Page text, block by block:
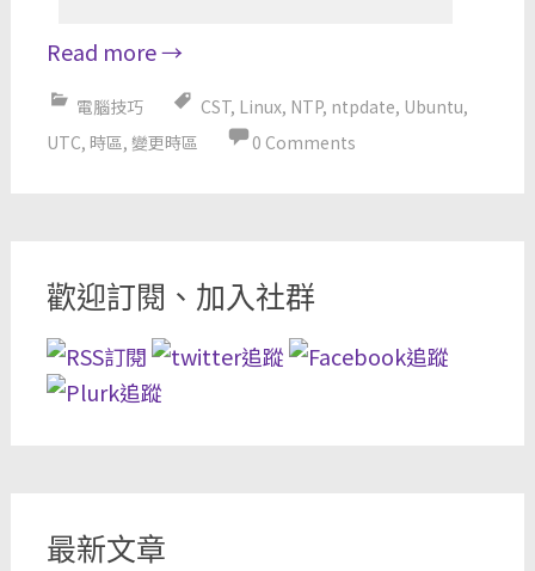
Read more→
電腦技巧 CST, Linux, NTP, ntpdate, Ubuntu,
UTC, 時區, 變更時區 0 Comments
歡迎訂閱、加入社群
最新文章